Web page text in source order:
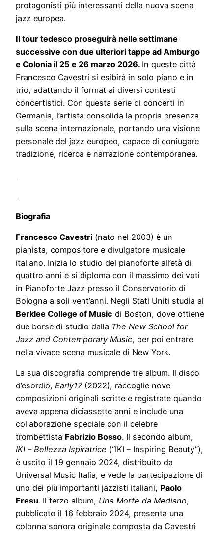
protagonisti più interessanti della nuova scena
jazz europea.
Il tour tedesco proseguirà nelle settimane
successive con due ulteriori tappe ad Amburgo
e Colonia il 25 e 26 marzo 2026. In queste città
Francesco Cavestri si esibirà in solo piano e in
trio, adattando il format ai diversi contesti
concertistici. Con questa serie di concerti in
Germania, l’artista consolida la propria presenza
sulla scena internazionale, portando una visione
personale del jazz europeo, capace di coniugare
tradizione, ricerca e narrazione contemporanea.
Biografia
Francesco Cavestri (nato nel 2003) è un
pianista, compositore e divulgatore musicale
italiano. Inizia lo studio del pianoforte all’età di
quattro anni e si diploma con il massimo dei voti
in Pianoforte Jazz presso il Conservatorio di
Bologna a soli vent’anni. Negli Stati Uniti studia al
Berklee College of Music di Boston, dove ottiene
due borse di studio dalla The New School for
Jazz and Contemporary Music, per poi entrare
nella vivace scena musicale di New York.
La sua discografia comprende tre album. Il disco
d’esordio, Early17(2022), raccoglie nove
composizioni originali scritte e registrate quando
aveva appena diciassette anni e include una
collaborazione speciale con il celebre
trombettista Fabrizio Bosso. Il secondo album,
IKI – Bellezza Ispiratrice (“IKI – Inspiring Beauty”),
è uscito il 19 gennaio 2024, distribuito da
Universal Music Italia, e vede la partecipazione di
uno dei più importanti jazzisti italiani, Paolo
Fresu. Il terzo album, Una Morte da Mediano,
pubblicato il 16 febbraio 2024, presenta una
colonna sonora originale composta da Cavestri